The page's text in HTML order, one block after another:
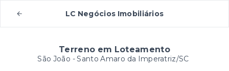
LC Negócios Imobiliários
Terreno em Loteamento
São João - Santo Amaro da Imperatriz/SC